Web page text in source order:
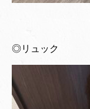
◎リュック